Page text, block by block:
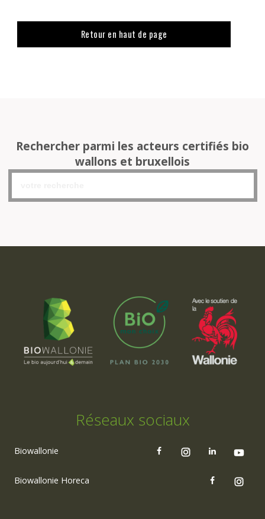
Retour en haut de page
Rechercher parmi les acteurs certifiés bio
wallons et bruxellois
Réseaux sociaux
Biowallonie
Biowallonie Horeca